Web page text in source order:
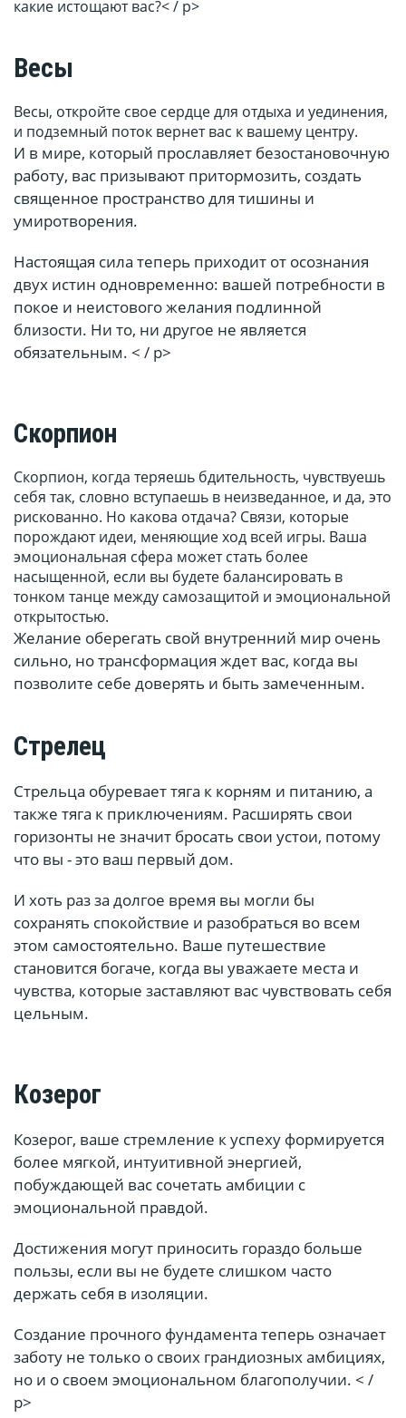
какие истощают вас?< / p>
Весы
Весы, откройте свое сердце для отдыха и уединения,
и подземный поток вернет вас к вашему центру.
И в мире, который прославляет безостановочную
работу, вас призывают притормозить, создать
священное пространство для тишины и
умиротворения.
Настоящая сила теперь приходит от осознания
двух истин одновременно: вашей потребности в
покое и неистового желания подлинной
близости. Ни то, ни другое не является
обязательным. < / p>
Скорпион
Скорпион, когда теряешь бдительность, чувствуешь
себя так, словно вступаешь в неизведанное, и да, это
рискованно. Но какова отдача? Связи, которые
порождают идеи, меняющие ход всей игры. Ваша
эмоциональная сфера может стать более
насыщенной, если вы будете балансировать в
тонком танце между самозащитой и эмоциональной
открытостью.
Желание оберегать свой внутренний мир очень
сильно, но трансформация ждет вас, когда вы
позволите себе доверять и быть замеченным.
Стрелец
Стрельца обуревает тяга к корням и питанию, а
также тяга к приключениям. Расширять свои
горизонты не значит бросать свои устои, потому
что вы - это ваш первый дом.
И хоть раз за долгое время вы могли бы
сохранять спокойствие и разобраться во всем
этом самостоятельно. Ваше путешествие
становится богаче, когда вы уважаете места и
чувства, которые заставляют вас чувствовать себя
цельным.
Козерог
Козерог, ваше стремление к успеху формируется
более мягкой, интуитивной энергией,
побуждающей вас сочетать амбиции с
эмоциональной правдой.
Достижения могут приносить гораздо больше
пользы, если вы не будете слишком часто
держать себя в изоляции.
Создание прочного фундамента теперь означает
заботу не только о своих грандиозных амбициях,
но и о своем эмоциональном благополучии. < /
p>